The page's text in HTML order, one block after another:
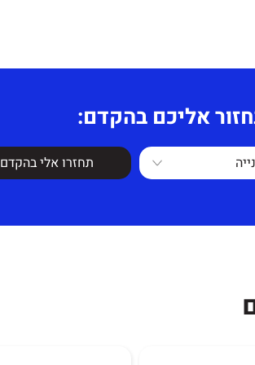
אליכם בהקדם:
תחזרו אלי בהקדם